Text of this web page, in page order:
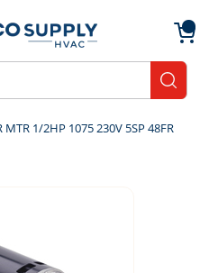
1/2HP 1075 230V 5SP 48FR